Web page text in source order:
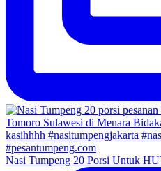
Nasi Tumpeng 20 Porsi Untuk